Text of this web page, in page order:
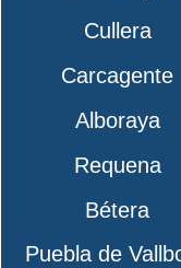
Cullera
Carcagente
Alboraya
Requena
Bétera
Puebla de